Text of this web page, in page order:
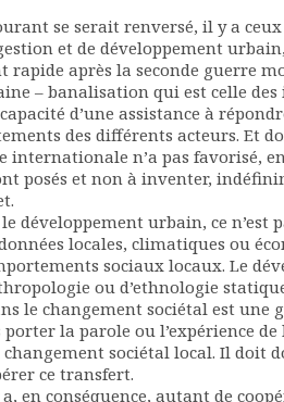
se serait renversé, il y a
et de développement
rapide après la seconde guerre
– banalisation qui est celle
d’une assistance à
des différents acteurs. Et
internationale n’a pas favorisé,
posés et non à inventer,
développement urbain, ce
locales, climatiques ou
sociaux locaux. Le
ou d’ethnologie
le changement sociétal est une
la parole ou l’expérience
changement sociétal local. Il doit
ce transfert.
a, en conséquence, autant de